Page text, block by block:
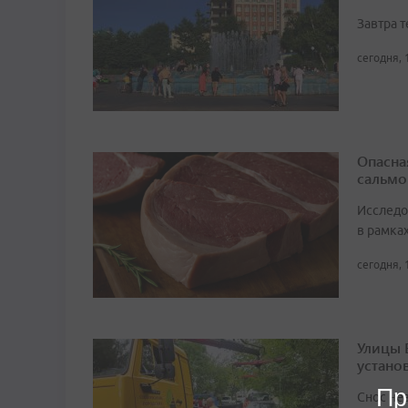
Завтра
сегодня,
в
сегодня,
Улицы
Снос